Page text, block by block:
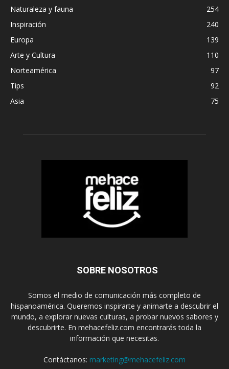
Naturaleza y fauna
254
Inspiración
240
Europa
139
Arte y Cultura
110
Norteamérica
97
Tips
92
Asia
75
SOBRE NOSOTROS
Somos el medio de comunicación más completo de
hispanoamérica. Queremos inspirarte y animarte a descubrir el
mundo, a explorar nuevas culturas, a probar nuevos sabores y
descubrirte. En mehacefeliz.com encontrarás toda la
información que necesitas.
Contáctanos: marketing@mehacefeliz.com